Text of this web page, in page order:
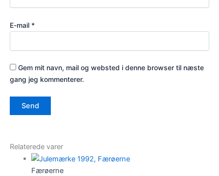
E-mail *
Gem mit navn, mail og websted i denne browser til næste
gang jeg kommenterer.
Relaterede varer
Færøerne